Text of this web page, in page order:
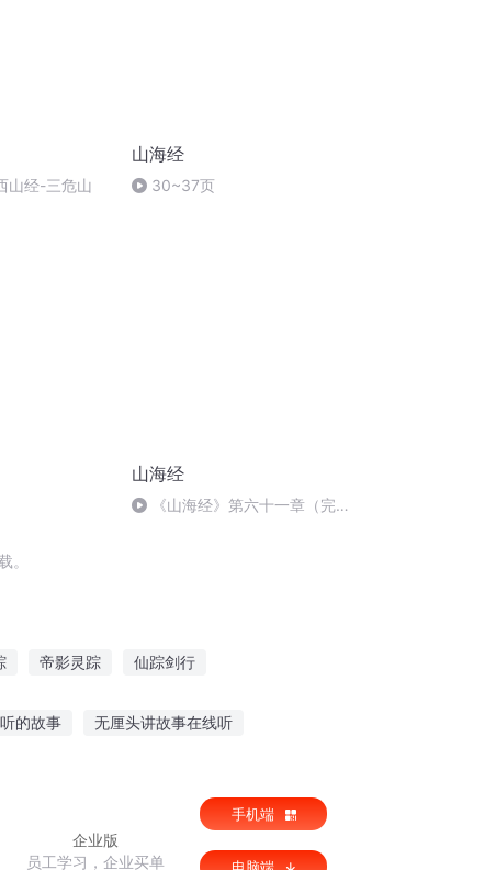
山经-三危山
山海经
30~37页
山海经
《山海经》第六十一章（完
。
帝影灵踪 仙踪剑行
的故事 无厘头讲故事在线听
企业版
员工学习，企业买单
手机端